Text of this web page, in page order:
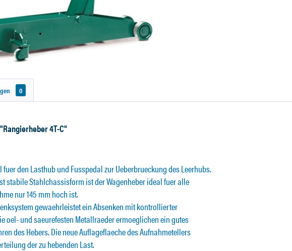
0
4T-C"
den Lasthub und Fusspedal zur Ueberbrueckung des Leerhubs.
stabile Stahlchassisform ist der Wagenheber ideal fuer alle
nur 145 mm hoch ist.
gewaehrleistet ein Absenken mit kontrollierter
oel- und saeurefesten Metallraeder ermoeglichen ein gutes
des Hebers. Die neue Auflageflaeche des Aufnahmetellers
der zu hebenden Last.